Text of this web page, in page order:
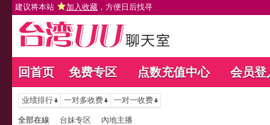
建议将本站 加入收藏 ，方便日后找寻
回首页 免费专区 点数充值中心 会员登
业绩排行 一对多收费 一对一收费
全部在線 台妹专区 內地主播